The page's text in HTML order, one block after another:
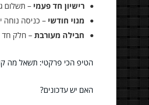
רישיון חד פעמי – תשלום
מנוי חודשי – כניסה נוחה
חבילה מעורבת– חלק חד
הטיפ הכי פרקטי: תשאל מה
האם יש עדכונים?